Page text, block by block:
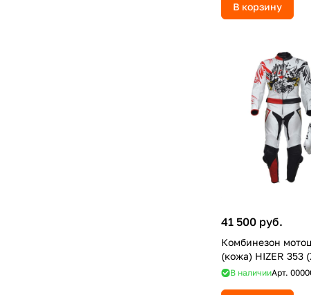
В корзину
41 500 руб.
Комбинезон
(кожа) HIZER 353
В наличииАрт.